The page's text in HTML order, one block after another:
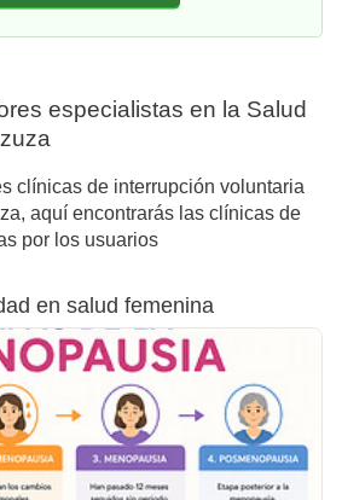
especialistas en la Salud
clínicas de interrupción voluntaria
aquí encontrarás las clínicas de
por los usuarios
en salud femenina